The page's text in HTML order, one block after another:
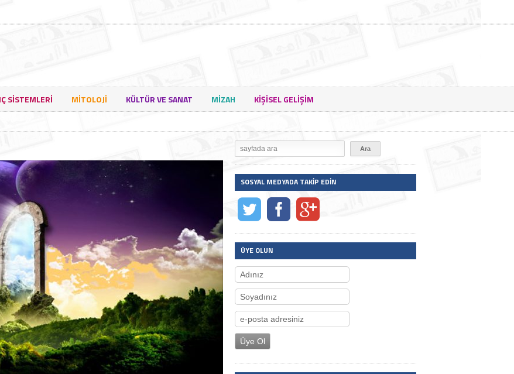
SISTEMLERI MITOLOJI KÜLTÜR VE SANAT MIZAH KIŞISEL GELIŞIM
SOSYAL MEDYADA TAKIP EDIN
ÜYE OLUN